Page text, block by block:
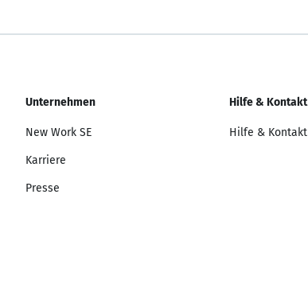
Unternehmen
New Work SE
Karriere
Presse
Hilfe & Kontakt
Hilfe & Kontakt